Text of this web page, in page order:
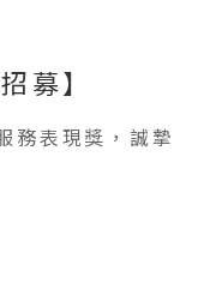
募】
務表現獎，誠摯